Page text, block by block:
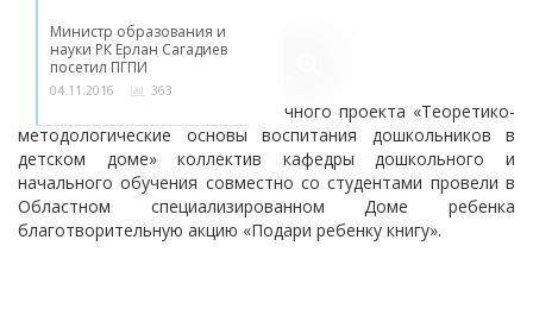
В рамках внутривузовского научного проекта «Теоретико-
методологические основы воспитания дошкольников в
детском доме» коллектив кафедры дошкольного и
начального обучения совместно со студентами провели в
Областном специализированном Доме ребенка
благотворительную акцию «Подари ребенку книгу».
Министр образования и
науки РК Ерлан Сагадиев
посетил ПГПИ
04.11.2016 363
Ректор ПГПИ принял
участие в работе
международного форума
29.03.2017 340